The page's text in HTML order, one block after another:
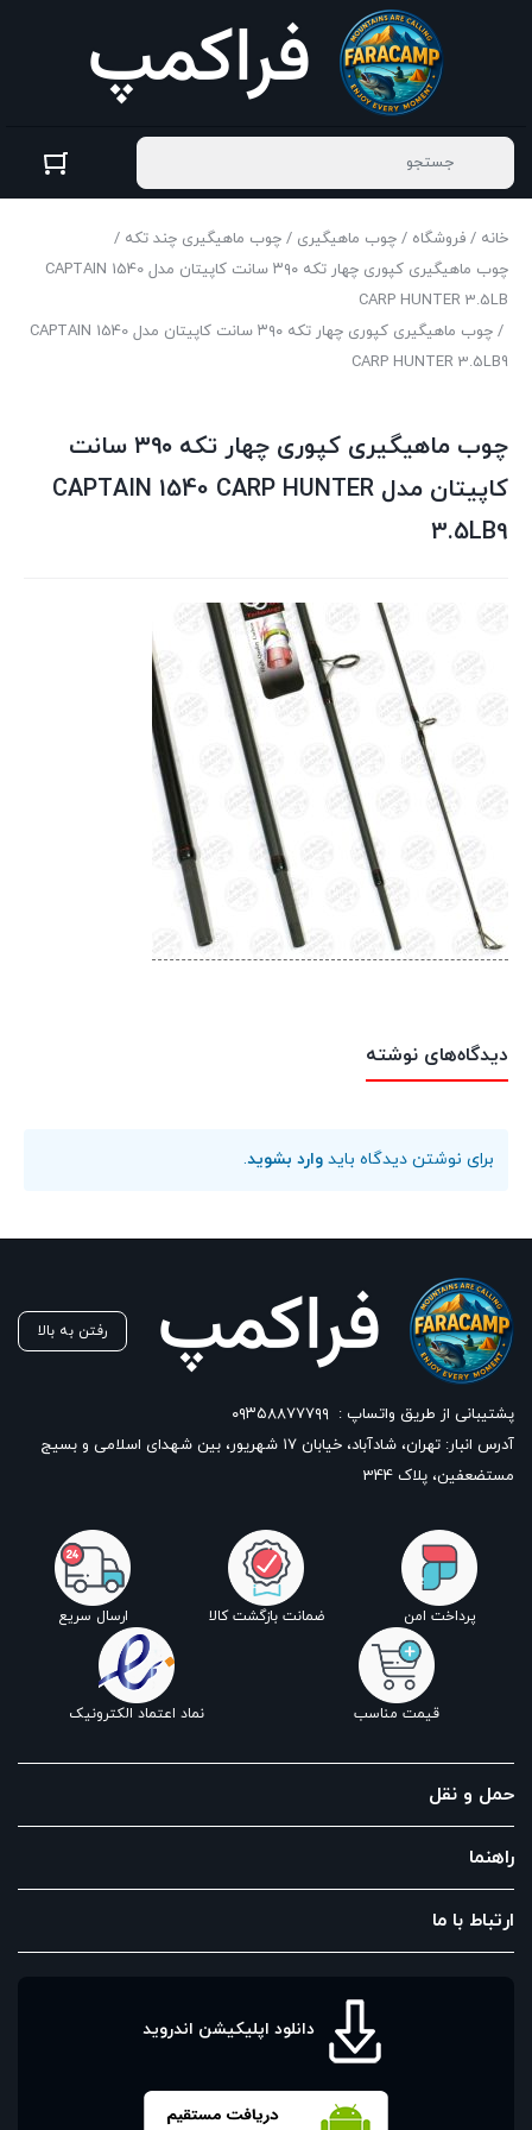
خانه / فروشگاه / چوب ماهیگیری / چوب ماهیگیری چند تکه /
چوب ماهیگیری کپوری چهار تکه ۳۹۰ سانت کاپیتان مدل CAPTAIN 1540
CARP HUNTER 3.5LB
/ چوب ماهیگیری کپوری چهار تکه ۳۹۰ سانت کاپیتان مدل CAPTAIN 1540
CARP HUNTER 3.5LB9
چوب ماهیگیری کپوری چهار تکه ۳۹۰ سانت
کاپیتان مدل CAPTAIN 1540 CARP HUNTER
3.5LB9
دیدگاه‌های نوشته
برای نوشتن دیدگاه باید وارد بشوید.
رفتن به بالا
پشتیبانی از طریق واتساپ : ۰۹۳۵۸۸۷۷۷۹۹
آدرس انبار: تهران، شادآباد، خیابان ١٧ شهریور، بین شهدای اسلامی و بسیج
مستضعفین، پلاک 344
پرداخت امن ضمانت بازگشت کالا ارسال سریع
قیمت مناسب نماد اعتماد الکترونیک
حمل و نقل
راهنما
ارتباط با ما
دانلود اپلیکیشن اندروید